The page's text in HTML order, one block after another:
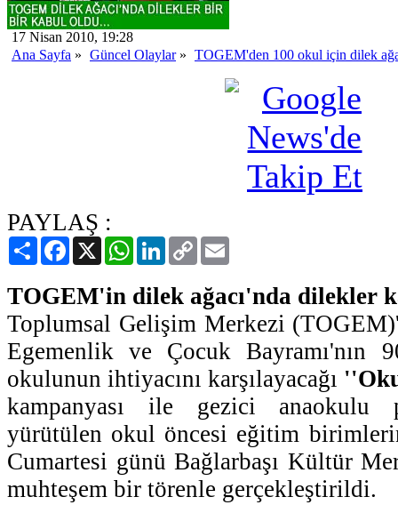
17 Nisan 2010, 19:28
Ana Sayfa » Güncel Olaylar» TOGEM'den 100 okul için dilek
PAYLAŞ :
PaylaşFacebook
X WhatsAppLinkedIn
Copy
Link
TOGEM'in dilek ağacı'nda dilekler
Toplumsal Gelişim Merkezi
Egemenlik ve Çocuk Bayramı'nın
okulunun ihtiyacını karşılayacağı
kampanyası ile gezici anaokulu
yürütülen okul öncesi eğitim
Cumartesi günü Bağlarbaşı Kültür
muhteşem bir törenle gerçekleştirildi.